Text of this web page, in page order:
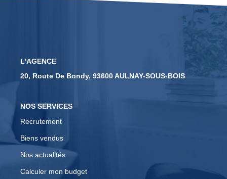
L'AGENCE
20, Route De Bondy, 93600 AULNAY-SOUS-BOIS
NOS SERVICES
Recrutement
Biens vendus
Nos actualités
Calculer mon budget